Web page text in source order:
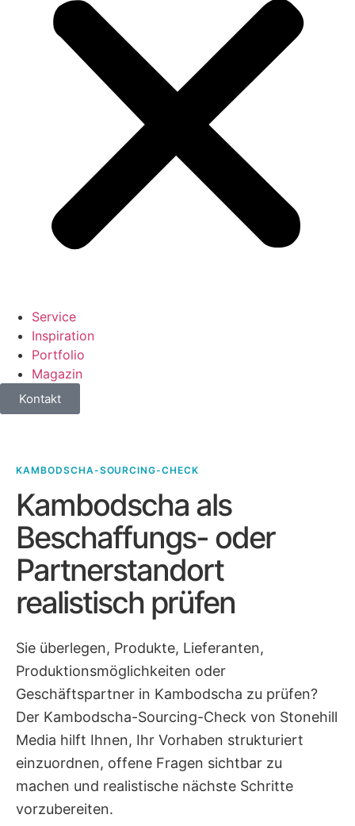
Service
Inspiration
Portfolio
Magazin
Kontakt
KAMBODSCHA-SOURCING-CHECK
Kambodscha als
Beschaffungs- oder
Partnerstandort
realistisch prüfen
Sie überlegen, Produkte, Lieferanten,
Produktionsmöglichkeiten oder
Geschäftspartner in Kambodscha zu prüfen?
Der Kambodscha-Sourcing-Check von Stonehill
Media hilft Ihnen, Ihr Vorhaben strukturiert
einzuordnen, offene Fragen sichtbar zu
machen und realistische nächste Schritte
vorzubereiten.